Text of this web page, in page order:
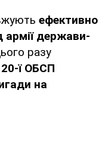
ефективно
армії держави-
разу
ї ОБСП
на